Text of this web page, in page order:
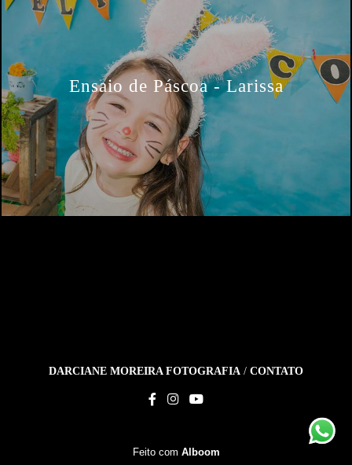
Ensaio de Páscoa - Larissa
DARCIANE MOREIRA FOTOGRAFIA / CONTATO
Feito com Alboom